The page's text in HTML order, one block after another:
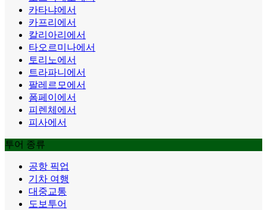
카타냐에서
카프리에서
칼리아리에서
타오르미나에서
토리노에서
트라파니에서
팔레르모에서
폼페이에서
피렌체에서
피사에서
투어 종류
공항 픽업
기차 여행
대중교통
도보투어